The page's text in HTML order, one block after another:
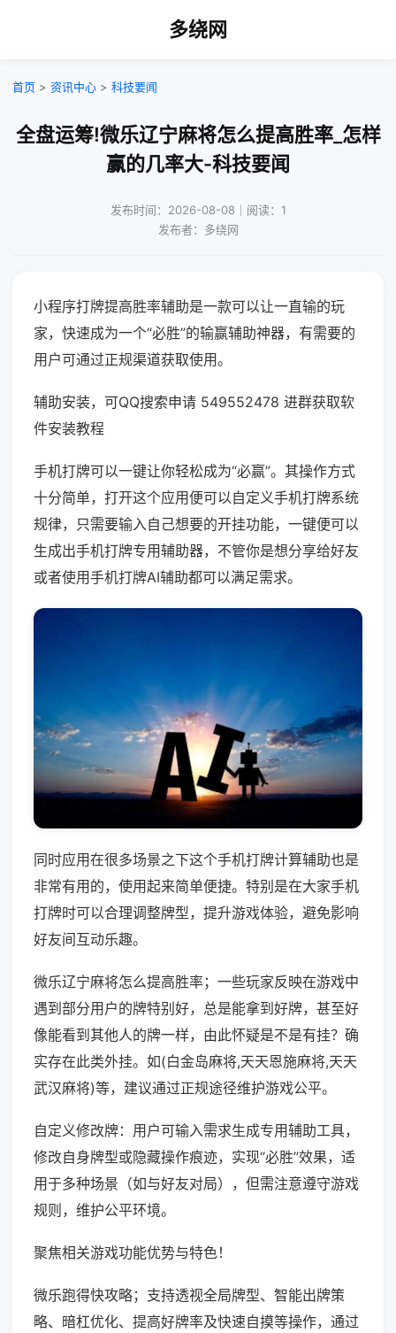
多绕网
首页 > 资讯中心 > 科技要闻
全盘运筹!微乐辽宁麻将怎么提高胜率_怎样
赢的几率大-科技要闻
发布时间：2026-08-08｜阅读：1
发布者：多绕网
小程序打牌提高胜率辅助是一款可以让一直输的玩
家，快速成为一个“必胜”的输赢辅助神器，有需要的
用户可通过正规渠道获取使用。
辅助安装，可QQ搜索申请 549552478 进群获取软
件安装教程
手机打牌可以一键让你轻松成为“必赢”。其操作方式
十分简单，打开这个应用便可以自定义手机打牌系统
规律，只需要输入自己想要的开挂功能，一键便可以
生成出手机打牌专用辅助器，不管你是想分享给好友
或者使用手机打牌AI辅助都可以满足需求。
同时应用在很多场景之下这个手机打牌计算辅助也是
非常有用的，使用起来简单便捷。特别是在大家手机
打牌时可以合理调整牌型，提升游戏体验，避免影响
好友间互动乐趣。
微乐辽宁麻将怎么提高胜率；一些玩家反映在游戏中
遇到部分用户的牌特别好，总是能拿到好牌，甚至好
像能看到其他人的牌一样，由此怀疑是不是有挂？确
实存在此类外挂。如(白金岛麻将,天天恩施麻将,天天
武汉麻将)等，建议通过正规途径维护游戏公平。
自定义修改牌：用户可输入需求生成专用辅助工具，
修改自身牌型或隐藏操作痕迹，实现“必胜”效果，适
用于多种场景（如与好友对局），但需注意遵守游戏
规则，维护公平环境。
聚焦相关游戏功能优势与特色！
微乐跑得快攻略；支持透视全局牌型、智能出牌策
略、暗杠优化、提高好牌率及快速自摸等操作，通过